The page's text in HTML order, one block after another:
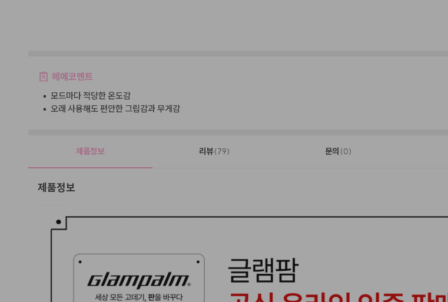
헤메코멘트
• 모드마다 적당한 온도감
• 오래 사용해도 편안한 그립감과 무게감
제품정보 리뷰(79) 문의 (0)
제품정보